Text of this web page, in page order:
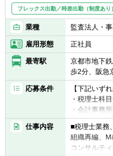
フレックス出勤／時差出勤（制度あり）
業種 監査法人・
雇用形態 正社員
最寄駅
京都市地下
歩2分、阪急
応募条件
【下記いず
・税理士科
・会計事務
・公認会計
務業務未経
す！！
・普通自動車
仕事内容
■税理士業務
組織再編、
コンサルテ